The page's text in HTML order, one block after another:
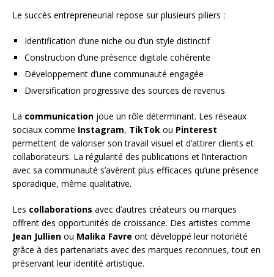
Le succès entrepreneurial repose sur plusieurs piliers :
Identification d’une niche ou d’un style distinctif
Construction d’une présence digitale cohérente
Développement d’une communauté engagée
Diversification progressive des sources de revenus
La communication joue un rôle déterminant. Les réseaux
sociaux comme Instagram, TikTok ou Pinterest
permettent de valoriser son travail visuel et d’attirer clients et
collaborateurs. La régularité des publications et l’interaction
avec sa communauté s’avèrent plus efficaces qu’une présence
sporadique, même qualitative.
Les collaborations avec d’autres créateurs ou marques
offrent des opportunités de croissance. Des artistes comme
Jean Jullien ou Malika Favre ont développé leur notoriété
grâce à des partenariats avec des marques reconnues, tout en
préservant leur identité artistique.